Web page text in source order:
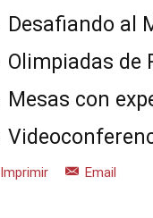
Desafiando al
Olimpiadas de
Mesas con
Imprimir Email